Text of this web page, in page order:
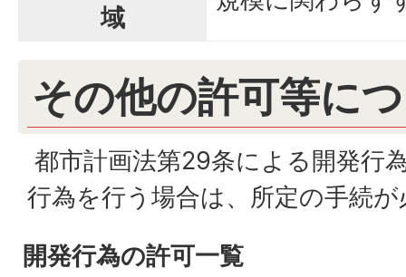
域
その他の許可等に
都市計画法第29条による開発行
行為を行う場合は、所定の手続
開発行為の許可一覧